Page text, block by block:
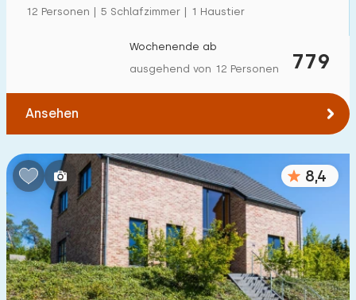
12 Personen | 5 Schlafzimmer | 1 Haustier
779
Wochenende ab
ausgehend von 12 Personen
Ansehen
8,4